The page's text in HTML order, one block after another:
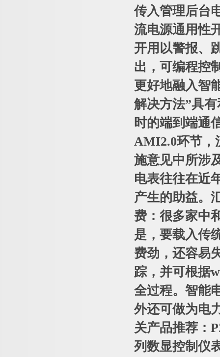
传入管理后台
流电源通用性
开用以警报、
出，可编程控
更好地融入智
解决方法”具
时的端到端通
AMI2.0环节，
施意见中所涉
电表往往在近
产生的助益。
费：很多家中
是，要载入传
费劲，还容易
踪，并可根据
全过程。智能
外还可做为电
关产品推荐：
列数显控制仪